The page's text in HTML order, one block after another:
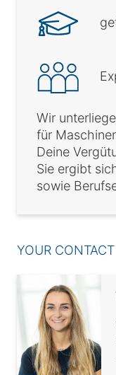
Wir
für
Deine
Sie ergibt
sowie
YOUR CONTACT